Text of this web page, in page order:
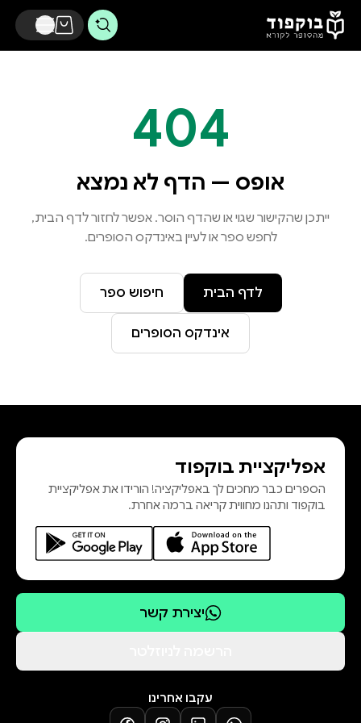
דלג לתוכן הראשי
404
אופס — הדף לא נמצא
ייתכן שהקישור שגוי או שהדף הוסר. אפשר לחזור לדף הבית,
לחפש ספר או לעיין באינדקס הסופרים.
לדף הבית חיפוש ספר
אינדקס הסופרים
אפליקציית בוקפוד
הספרים כבר מחכים לך באפליקציה! הורידו את אפליקציית
בוקפוד ותהנו מחווית קריאה ברמה אחרת.
יצירת קשר
עקבו אחרינו